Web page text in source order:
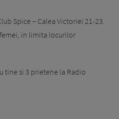
Spice – Calea Victoriei 21-23.
in limita locurilor
tine si 3 prietene la Radio